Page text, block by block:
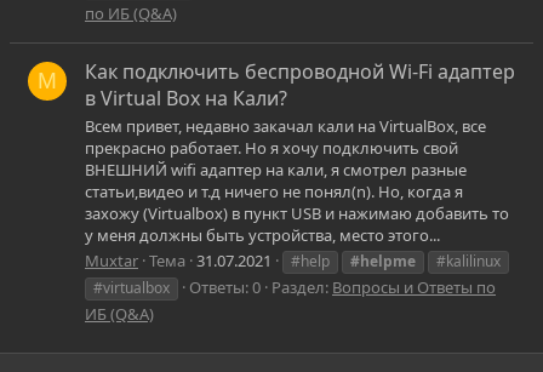
по ИБ (Q&A)
M
Как подключить беспроводной Wi-Fi адаптер
в Virtual Box на Кали?
Всем привет, недавно закачал кали на VirtualBox, все
прекрасно работает. Но я хочу подключить свой
ВНЕШНИЙ wifi адаптер на кали, я смотрел разные
статьи,видео и т.д ничего не понял(n). Но, когда я
захожу (Virtualbox) в пункт USB и нажимаю добавить то
у меня должны быть устройства, место этого...
Muxtar Тема 31.07.2021 #help #helpme
#kalilinux
#virtualbox
Ответы: 0 Раздел: Вопросы и Ответы по
ИБ (Q&A)